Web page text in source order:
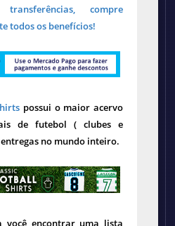
compre
todos os benefícios!
possui o maior acervo
de futebol ( clubes e
no mundo inteiro.
você encontrar uma lista